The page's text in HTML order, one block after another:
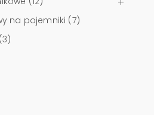
na pojemniki (7)
(3)